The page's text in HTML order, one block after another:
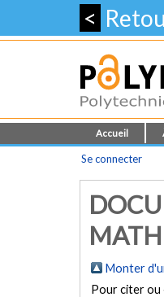
<
Accueil
Se connecter
Monter
Pour citer